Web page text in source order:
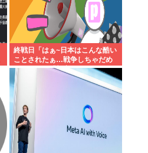
終戦日「はぁ~日本はこんな酷い
ことされたぁ…戦争しちゃだめ
ぇ…」ワイ「加害にも触れた
ら？」